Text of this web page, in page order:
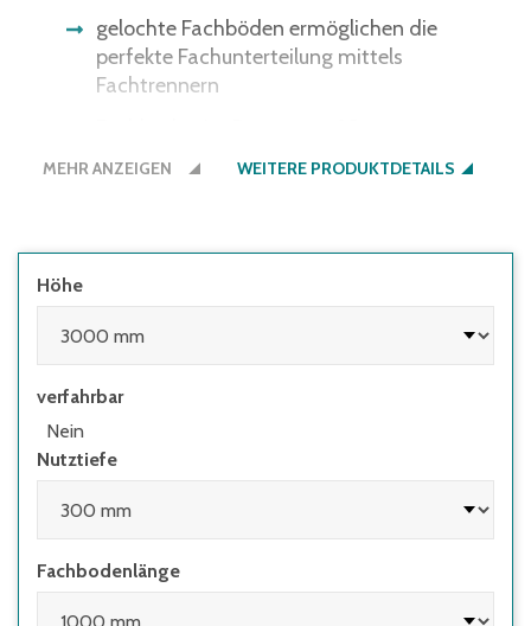
gelochte Fachböden ermöglichen die
perfekte Fachunterteilung mittels
Fachtrennern
höhenverstellbar – optimale Anpassung ans
ausreichend gegen Kippen gesichert
• wenn die Höhe des obersten Fachbodens
im Verhältnis zur Regaltiefe größer 5:1 ist
• wenn Regale mit Flügeltüren eingesetzt
größer 4:1 ist
• wenn Regale mit herausziehbaren
Elementen (z.B. Schubladen) und Regale mit
Leitern eingesetzt werden
MEHR ANZEIGEN WEITERE PRODUKTDETAILS
Höhe
verfahrbar
Nein
Nutztiefe
Fachbodenlänge